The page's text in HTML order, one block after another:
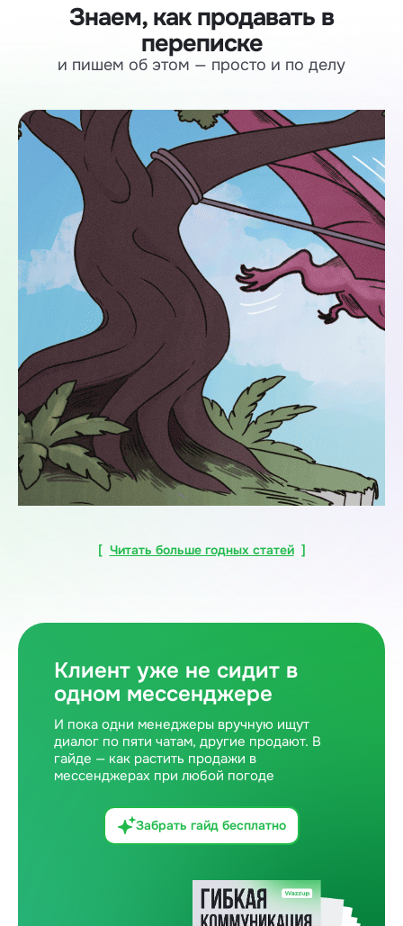
Знаем, как продавать в
переписке
и пишем об этом — просто и по делу
Один покупатель и пять препятствий
Как бизнес сам усложняет путь до покупки
[ Читать больше годных статей]
Клиент уже не сидит в
одном мессенджере
И пока одни менеджеры вручную ищут
диалог по пяти чатам, другие продают. В
гайде — как растить продажи в
мессенджерах при любой погоде
Забрать гайд бесплатно